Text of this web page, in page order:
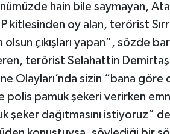
hain bile saymayan,
kitlesinden oy alan, terörist
olsun çıkışları yapan”, sözde
terörist Selahattin
Olayları’nda sizin “bana göre
polis pamuk şekeri verirken
şeker dağıtmasını istiyoruz”